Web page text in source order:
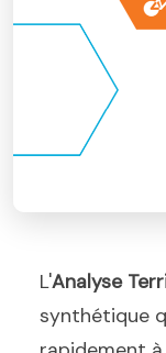
L'Analyse
synthétique